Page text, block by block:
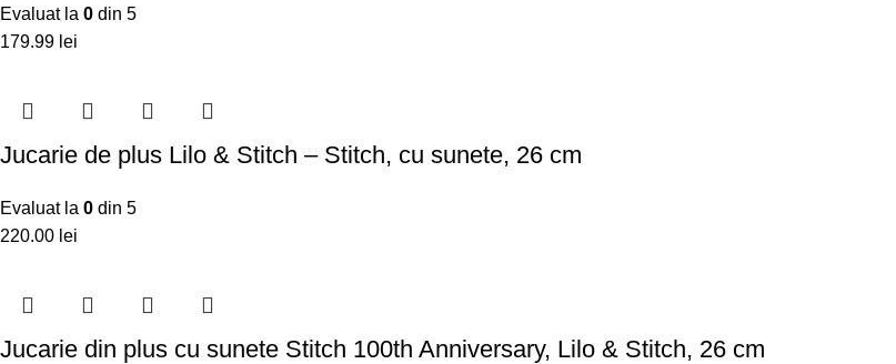
Evaluat la 0 din 5
179.99 lei
Jucarie de plus Lilo & Stitch – Stitch, cu sunete, 26 cm
Evaluat la 0 din 5
220.00 lei
Jucarie din plus cu sunete Stitch 100th Anniversary, Lilo & Stitch, 26 cm